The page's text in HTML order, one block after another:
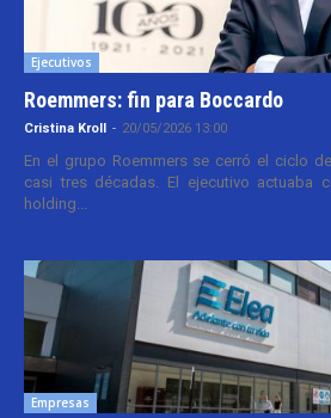
Ejecutivos
Roemmers: fin para Boccardo
Cristina Kroll - 20/05/2026 13:00
En el grupo Roemmers se cerró el ciclo
casi tres décadas. El ejecutivo actuaba
holding...
Empresas